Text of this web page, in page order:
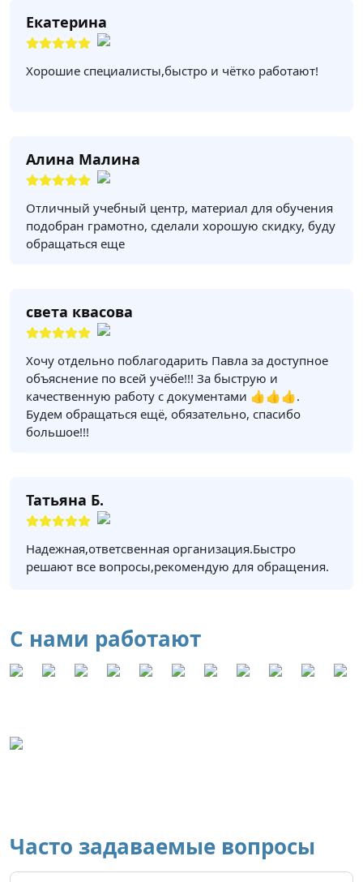
Екатерина
Хорошие специалисты,быстро и чётко работают!
Алина Малина
Отличный учебный центр, материал для обучения
подобран грамотно, сделали хорошую скидку, буду
обращаться еще
света квасова
Хочу отдельно поблагодарить Павла за доступное
объяснение по всей учёбе!!! За быструю и
качественную работу с документами 👍👍👍.
Будем обращаться ещё, обязательно, спасибо
большое!!!
Татьяна Б.
Надежная,ответсвенная организация.Быстро
решают все вопросы,рекомендую для обращения.
С нами работают
Часто задаваемые вопросы